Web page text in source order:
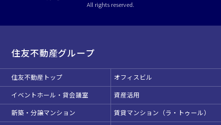
All rights reserved.
住友不動産グループ
住友不動産トップ
オフィスビル
イベントホール・貸会議室
資産活用
新築・分譲マンション
賃貸マンション（ラ・トゥール）